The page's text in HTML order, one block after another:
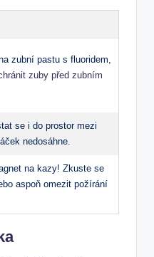
zubní pastu s fluoridem,
zuby před zubním
se i do prostor mezi
nedosáhne.
na kazy! Zkuste se
aspoň omezit požírání